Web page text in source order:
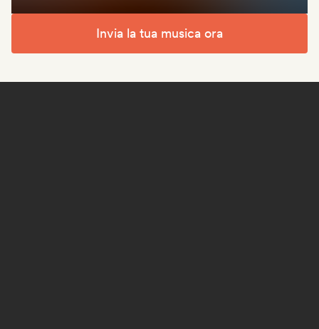
Invia la tua musica ora